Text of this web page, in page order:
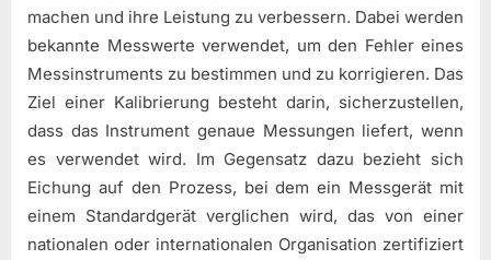
machen und ihre Leistung zu verbessern. Dabei werden
bekannte Messwerte verwendet, um den Fehler eines
Messinstruments zu bestimmen und zu korrigieren. Das
Ziel einer Kalibrierung besteht darin, sicherzustellen,
dass das Instrument genaue Messungen liefert, wenn
es verwendet wird. Im Gegensatz dazu bezieht sich
Eichung auf den Prozess, bei dem ein Messgerät mit
einem Standardgerät verglichen wird, das von einer
nationalen oder internationalen Organisation zertifiziert